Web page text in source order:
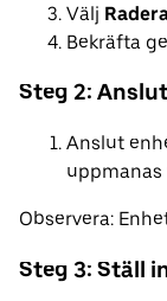
Välj
Bekräfta
Steg 2:
Anslut
uppmanas
Observera:
Steg 3: Ställ